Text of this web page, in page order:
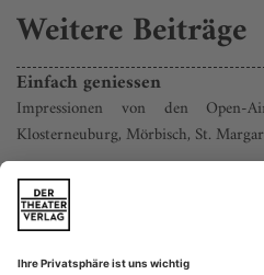
Weitere Beiträge
Einfach geniessen
Impressionen von den
Klosterneuburg, Mörbisch, St.
An frischer Luft den Atem
sogenannten
Dienernamen Jean), die
Gehsteigen vor Wiens